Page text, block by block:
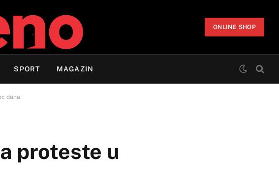
ONLINE SHOP
SPORT MAGAZIN
dana
proteste u